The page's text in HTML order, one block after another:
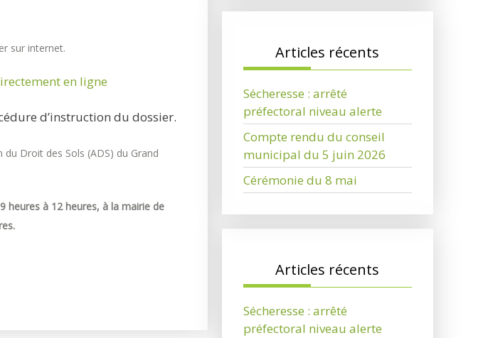
sur internet.
en ligne
d’instruction du dossier.
Droit des Sols (ADS) du Grand
heures à 12 heures, à la mairie de
Articles récents
Sécheresse : arrêté
préfectoral niveau alerte
Compte rendu du conseil
municipal du 5 juin 2026
Cérémonie du 8 mai
Articles récents
Sécheresse : arrêté
préfectoral niveau alerte